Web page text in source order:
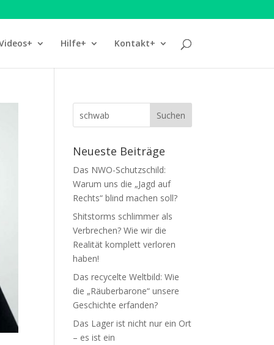
Hilfe+ Kontakt+
Neueste Beiträge
Das NWO-Schutzschild:
Warum uns die „Jagd auf
Rechts“ blind machen soll?
Shitstorms schlimmer als
Verbrechen? Wie wir die
Realität komplett verloren
haben!
Das recycelte Weltbild: Wie
die „Räuberbarone“ unsere
Geschichte erfanden?
Das Lager ist nicht nur ein Ort
– es ist ein